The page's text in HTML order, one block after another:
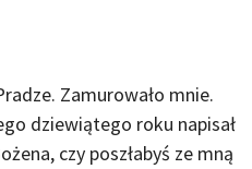
Zamurowało mnie.
dziewiątego roku napisał
czy poszłabyś ze mną